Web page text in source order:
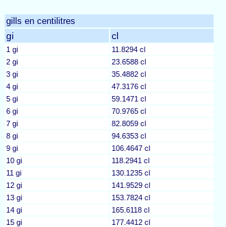
gills en centilitres
gi cl
1 gi
11.8294 cl
2 gi
23.6588 cl
3 gi
35.4882 cl
4 gi
47.3176 cl
5 gi
59.1471 cl
6 gi
70.9765 cl
7 gi
82.8059 cl
8 gi
94.6353 cl
9 gi
106.4647 cl
10 gi
118.2941 cl
11 gi
130.1235 cl
12 gi
141.9529 cl
13 gi
153.7824 cl
14 gi
165.6118 cl
15 gi
177.4412 cl